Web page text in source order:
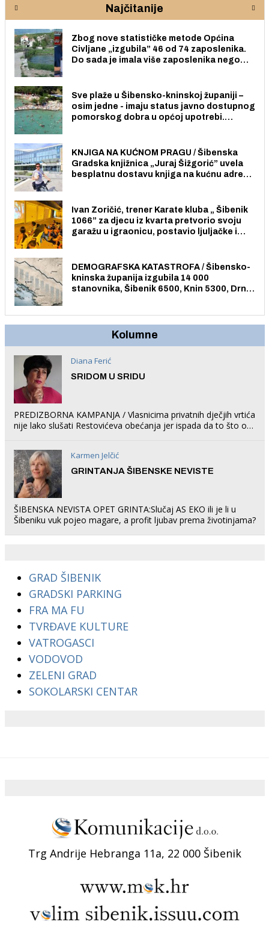
Najčitanije
Zbog nove statističke metode Općina
Civljane „izgubila” 46 od 74 zaposlenika.
Do sada je imala više zaposlenika nego
Sve plaže u Šibensko-kninskoj županiji –
osim jedne - imaju status javno dostupnog
pomorskog dobra u općoj upotrebi.
KNJIGA NA KUĆNOM PRAGU / Šibenska
Gradska knjižnica „Juraj Šižgorić” uvela
besplatnu dostavu knjiga na kućnu adresu
Ivan Zoričić, trener Karate kluba „ Šibenik
1066” za djecu iz kvarta pretvorio svoju
garažu u igraonicu, postavio ljuljačke i
DEMOGRAFSKA KATASTROFA / Šibensko-
kninska županija izgubila 14 000
stanovnika, Šibenik 6500, Knin 5300, Drniš
Kolumne
Diana Ferić
SRIDOM U SRIDU
PREDIZBORNA KAMPANJA / Vlasnicima privatnih dječjih vrtića
nije lako slušati Restovićeva obećanja jer ispada da to što oni
Karmen Jelčić
GRINTANJA ŠIBENSKE NEVISTE
ŠIBENSKA NEVISTA OPET GRINTA:Slučaj AS EKO ili je li u
Šibeniku vuk pojeo magare, a profit ljubav prema životinjama?
GRAD ŠIBENIK
GRADSKI PARKING
FRA MA FU
TVRĐAVE KULTURE
VATROGASCI
VODOVOD
ZELENI GRAD
SOKOLARSKI CENTAR
Trg Andrije Hebranga 11a, 22 000 Šibenik